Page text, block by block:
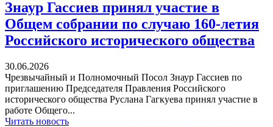
Знаур Гассиев принял участие в
Общем собрании по случаю 160-летия
Российского исторического общества
30.06.2026
Чрезвычайный и Полномочный Посол Знаур Гассиев по
приглашению Председателя Правления Российского
исторического общества Руслана Гагкуева принял участие в
работе Общего...
Читать новость